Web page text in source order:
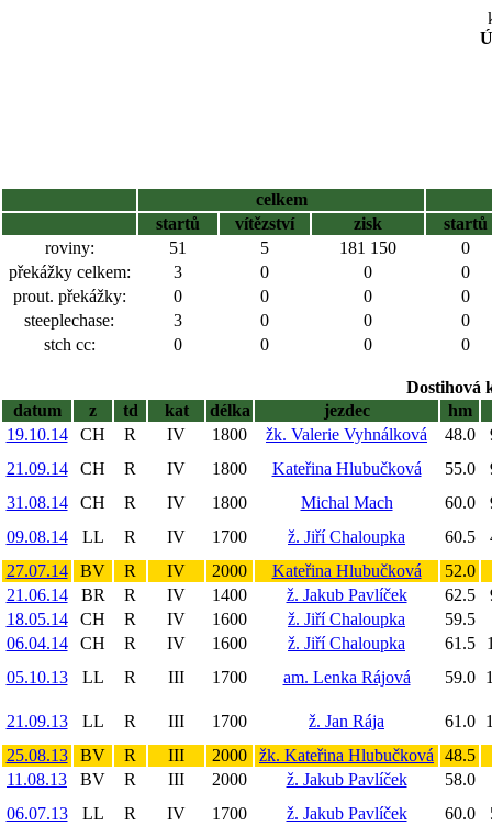
celkem
startů
vítězství zisk
startů
roviny:
51 5 181 150
0
překážky celkem:
3 0 0
0
prout. překážky:
0 0 0
0
steeplechase:
3 0 0
0
stch cc:
0 0 0 0
Dostihová
datum
z td kat délka jezdec
hm
19.10.14
CH R IV 1800 žk. Valerie Vyhnálková 48.0
21.09.14
CH R IV 1800 Kateřina Hlubučková 55.0
31.08.14
CH R IV 1800 Michal Mach 60.0
09.08.14
LL R IV 1700 ž. Jiří Chaloupka 60.5
27.07.14
BV R IV 2000 Kateřina Hlubučková
52.0
21.06.14
BR R IV 1400 ž. Jakub Pavlíček 62.5
18.05.14
CH R IV 1600 ž. Jiří Chaloupka
59.5
06.04.14
CH R IV 1600 ž. Jiří Chaloupka 61.5
05.10.13
LL R III 1700 am. Lenka Rájová 59.0
21.09.13 LL R III 1700 ž. Jan Rája 61.0
25.08.13
BV R III 2000 žk. Kateřina Hlubučková
48.5
11.08.13
BV R III 2000 ž. Jakub Pavlíček
58.0
06.07.13
LL R IV 1700 ž. Jakub Pavlíček 60.0